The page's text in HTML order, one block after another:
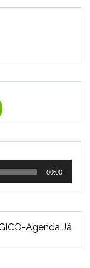
00:00
Agenda Já